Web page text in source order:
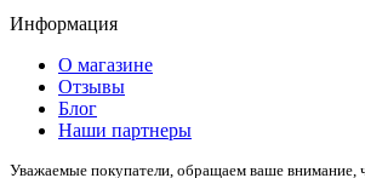
Информация
О магазине
Отзывы
Блог
Наши партнеры
Уважаемые покупатели, обращаем ваше внимание,